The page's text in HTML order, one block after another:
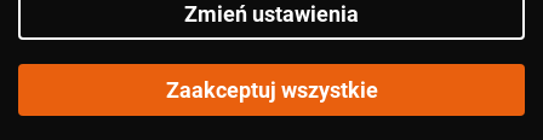
ACCENTCyclone Disc Ultegra Di2
Zmień ustawienia
Zaakceptuj wszystkie